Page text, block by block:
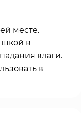
месте.
в
влаги.
в